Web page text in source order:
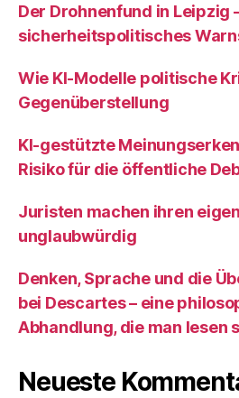
Der Drohnenfund in Leipzig
sicherheitspolitisches
Wie KI‑Modelle politische
Gegenüberstellung
KI‑gestützte
Risiko für die öffentliche
Juristen machen ihren
unglaubwürdig
Denken, Sprache und die
bei Descartes – eine
Abhandlung, die man lesen
Neueste